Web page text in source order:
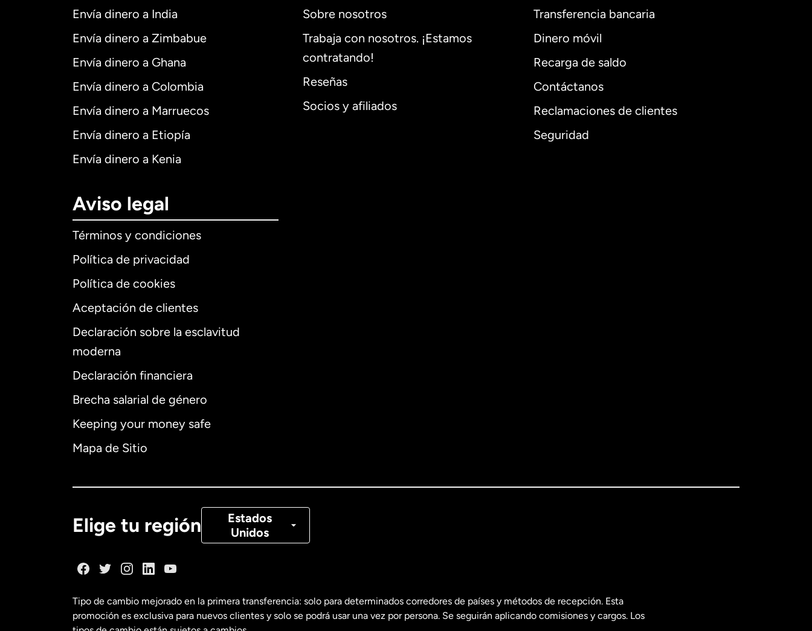
Envía dinero a India
Envía dinero a Zimbabue
Envía dinero a Ghana
Envía dinero a Colombia
Envía dinero a Marruecos
Envía dinero a Etiopía
Envía dinero a Kenia
Sobre nosotros
Trabaja con nosotros. ¡Estamos
contratando!
Reseñas
Socios y afiliados
Transferencia bancaria
Dinero móvil
Recarga de saldo
Contáctanos
Reclamaciones de clientes
Seguridad
Aviso legal
Términos y condiciones
Política de privacidad
Política de cookies
Aceptación de clientes
Declaración sobre la esclavitud
moderna
Declaración financiera
Brecha salarial de género
Keeping your money safe
Mapa de Sitio
Elige tu región
Estados
Unidos
Internacional
Alemania
Canadá Français
Estados Unidos English
Tipo de cambio mejorado en la primera transferencia: solo para determinados corredores de países y métodos de recepción. Esta
promoción es exclusiva para nuevos clientes y solo se podrá usar una vez por persona. Se seguirán aplicando comisiones y cargos. Los